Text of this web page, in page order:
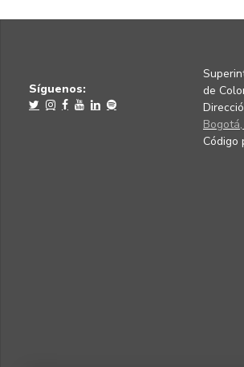
Síguenos:
de
Bogotá,
Código